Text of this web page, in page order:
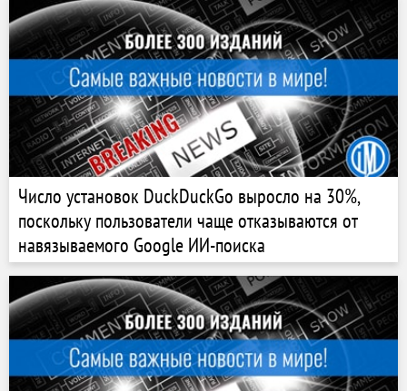
Число установок DuckDuckGo выросло на 30%,
поскольку пользователи чаще отказываются от
навязываемого Google ИИ-поиска